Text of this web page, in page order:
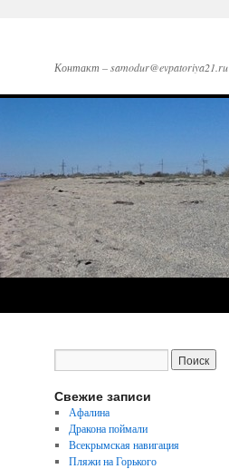
Контакт – samodur@evpatoriya21.ru
Свежие записи
Афалина
Дракона поймали
Всекрымская навигация
Пляжи на Горького